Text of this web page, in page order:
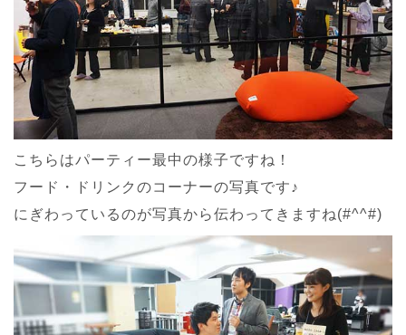
こちらはパーティー最中の様子ですね！
フード・ドリンクのコーナーの写真です♪
にぎわっているのが写真から伝わってきますね(#^^#)